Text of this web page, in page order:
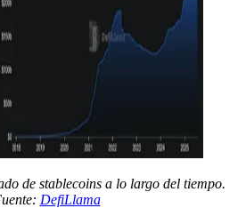
de stablecoins a lo largo del tiempo.
DefiLlama